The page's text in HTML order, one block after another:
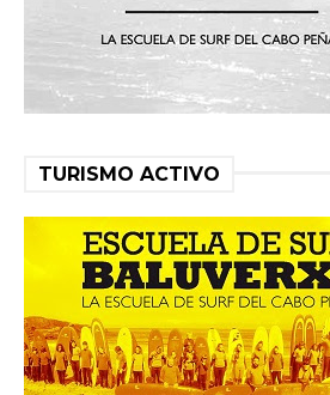
TURISMO ACTIVO